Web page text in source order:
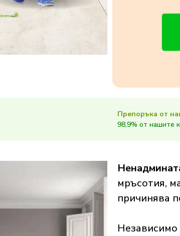
Препоръка от
98,9% от нашите
мръсотия,
причинява
Независимо